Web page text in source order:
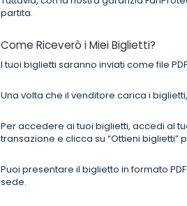
partita.
Come Riceverò i Miei Biglietti?
I tuoi biglietti saranno inviati come file
Una volta che il venditore carica i
Per accedere ai tuoi biglietti, accedi al
transazione e clicca su “Ottieni biglietti”
Puoi presentare il biglietto in formato
sede.